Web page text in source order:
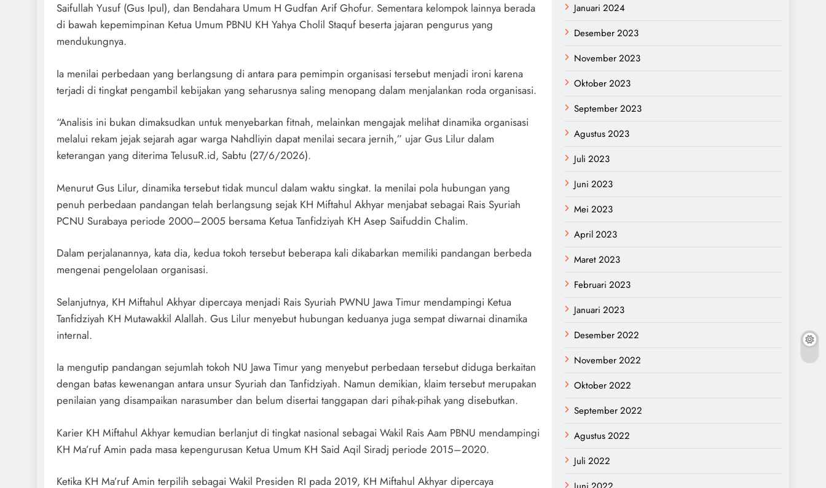
Saifullah Yusuf (Gus Ipul), dan Bendahara Umum H Gudfan Arif Ghofur. Sementara kelompok lainnya berada
di bawah kepemimpinan Ketua Umum PBNU KH Yahya Cholil Staquf beserta jajaran pengurus yang
mendukungnya.
Ia menilai perbedaan yang berlangsung di antara para pemimpin organisasi tersebut menjadi ironi karena
terjadi di tingkat pengambil kebijakan yang seharusnya saling menopang dalam menjalankan roda organisasi.
“Analisis ini bukan dimaksudkan untuk menyebarkan fitnah, melainkan mengajak melihat dinamika organisasi
melalui rekam jejak sejarah agar warga Nahdliyin dapat menilai secara jernih,” ujar Gus Lilur dalam
keterangan yang diterima TelusuR.id, Sabtu (27/6/2026).
Menurut Gus Lilur, dinamika tersebut tidak muncul dalam waktu singkat. Ia menilai pola hubungan yang
penuh perbedaan pandangan telah berlangsung sejak KH Miftahul Akhyar menjabat sebagai Rais Syuriah
PCNU Surabaya periode 2000–2005 bersama Ketua Tanfidziyah KH Asep Saifuddin Chalim.
Dalam perjalanannya, kata dia, kedua tokoh tersebut beberapa kali dikabarkan memiliki pandangan berbeda
mengenai pengelolaan organisasi.
Selanjutnya, KH Miftahul Akhyar dipercaya menjadi Rais Syuriah PWNU Jawa Timur mendampingi Ketua
Tanfidziyah KH Mutawakkil Alallah. Gus Lilur menyebut hubungan keduanya juga sempat diwarnai dinamika
internal.
Ia mengutip pandangan sejumlah tokoh NU Jawa Timur yang menyebut perbedaan tersebut diduga berkaitan
dengan batas kewenangan antara unsur Syuriah dan Tanfidziyah. Namun demikian, klaim tersebut merupakan
penilaian yang disampaikan narasumber dan belum disertai tanggapan dari pihak-pihak yang disebutkan.
Karier KH Miftahul Akhyar kemudian berlanjut di tingkat nasional sebagai Wakil Rais Aam PBNU mendampingi
KH Ma’ruf Amin pada masa kepengurusan Ketua Umum KH Said Aqil Siradj periode 2015–2020.
Ketika KH Ma’ruf Amin terpilih sebagai Wakil Presiden RI pada 2019, KH Miftahul Akhyar dipercaya
Januari 2024
Desember 2023
November 2023
Oktober 2023
September 2023
Agustus 2023
Juli 2023
Juni 2023
Mei 2023
April 2023
Maret 2023
Februari 2023
Januari 2023
Desember 2022
November 2022
Oktober 2022
September 2022
Agustus 2022
Juli 2022